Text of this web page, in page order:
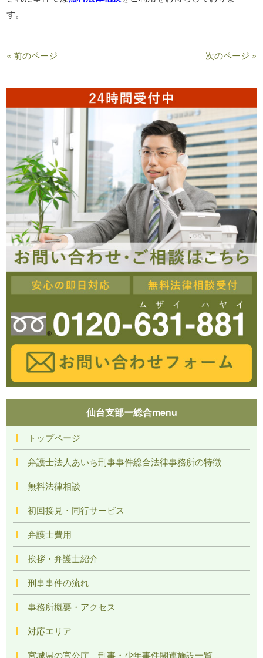
す。
« 前のページ 次のページ »
仙台支部ー総合menu
トップページ
弁護士法人あいち刑事事件総合法律事務所の特徴
無料法律相談
初回接見・同行サービス
弁護士費用
挨拶・弁護士紹介
刑事事件の流れ
事務所概要・アクセス
対応エリア
宮城県の官公庁、刑事・少年事件関連施設一覧